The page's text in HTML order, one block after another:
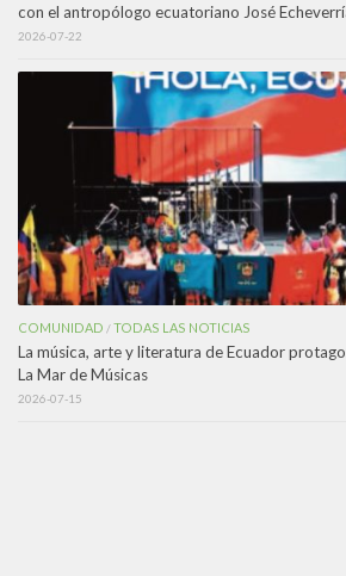
con el antropólogo ecuatoriano José
2026-07-22
COMUNIDAD /TODAS LAS NOTICIAS
La música, arte y literatura de Ecuador
La Mar de Músicas
2026-07-15